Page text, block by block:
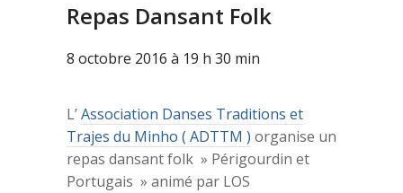
Repas Dansant Folk
8 octobre 2016 à 19 h 30 min
L’Association Danses Traditions et
Trajes du Minho ( ADTTM ) organise un
repas dansant folk » Périgourdin et
Portugais » animé par LOS